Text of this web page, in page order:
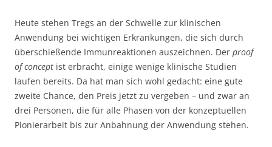
Heute stehen Tregs an der Schwelle zur klinischen
Anwendung bei wichtigen Erkrankungen, die sich durch
überschießende Immunreaktionen auszeichnen. Der proof
of concept ist erbracht, einige wenige klinische Studien
laufen bereits. Da hat man sich wohl gedacht: eine gute
zweite Chance, den Preis jetzt zu vergeben – und zwar an
drei Personen, die für alle Phasen von der konzeptuellen
Pionierarbeit bis zur Anbahnung der Anwendung stehen.